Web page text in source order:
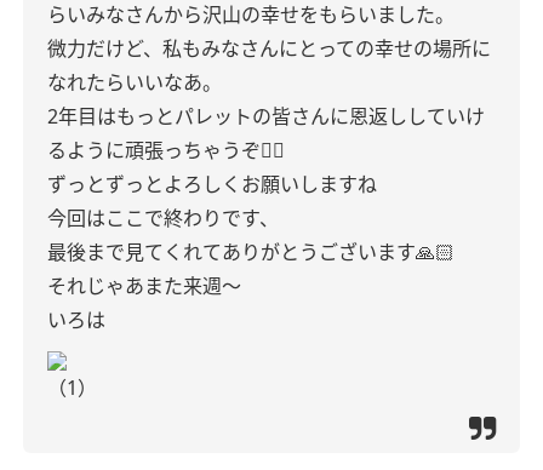
らいみなさんから沢山の幸せをもらいました。
微力だけど、私もみなさんにとっての幸せの場所に
なれたらいいなあ。
2年目はもっとパレットの皆さんに恩返ししていけ
るように頑張っちゃうぞ✌🏻
ずっとずっとよろしくお願いしますね
今回はここで終わりです、
最後まで見てくれてありがとうございます🙏🏻
それじゃあまた来週〜
いろは
（1）